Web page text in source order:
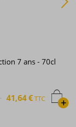
7 ans - 70cl
+
41,64 €TTC